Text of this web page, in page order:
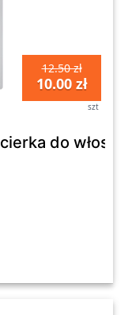
12.50 zł
10.00 zł
szt
do